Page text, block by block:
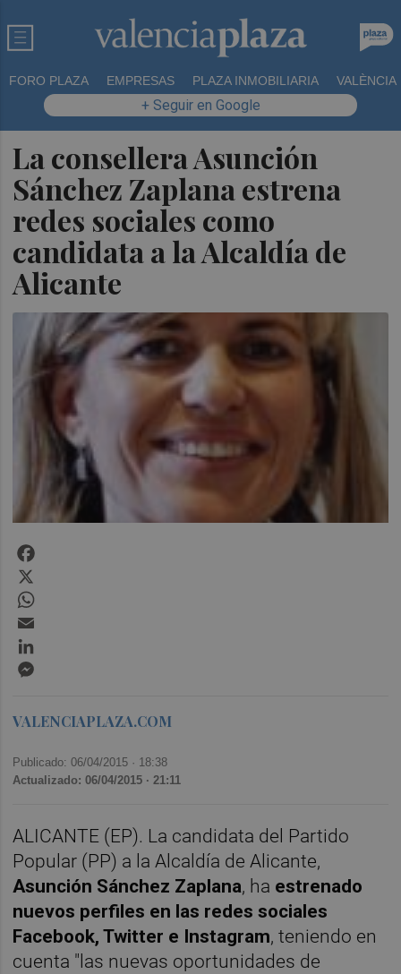
FORO PLAZA EMPRESAS PLAZA INMOBILIARIA VALÈNCIA
+ Seguir en Google
La consellera Asunción
Sánchez Zaplana estrena
redes sociales como
candidata a la Alcaldía de
Alicante
VALENCIAPLAZA.COM
Publicado: 06/04/2015 · 18:38
Actualizado: 06/04/2015 · 21:11
ALICANTE (EP). La candidata del Partido
Popular (PP) a la Alcaldía de Alicante,
Asunción Sánchez Zaplana, ha estrenado
nuevos perfiles en las redes sociales
Facebook, Twitter e Instagram, teniendo en
cuenta "las nuevas oportunidades de